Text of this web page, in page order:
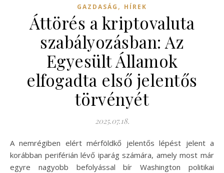
GAZDASÁG , HÍREK
Áttörés a kriptovaluta
szabályozásban: Az
Egyesült Államok
elfogadta első jelentős
törvényét
2025.07.18.
A nemrégiben elért mérföldkő jelentős lépést jelent a
korábban periférián lévő iparág számára, amely most már
egyre nagyobb befolyással bír Washington politikai